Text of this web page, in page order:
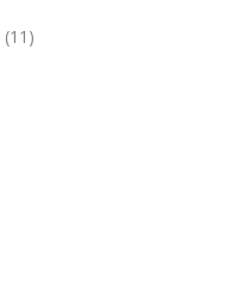
(11)